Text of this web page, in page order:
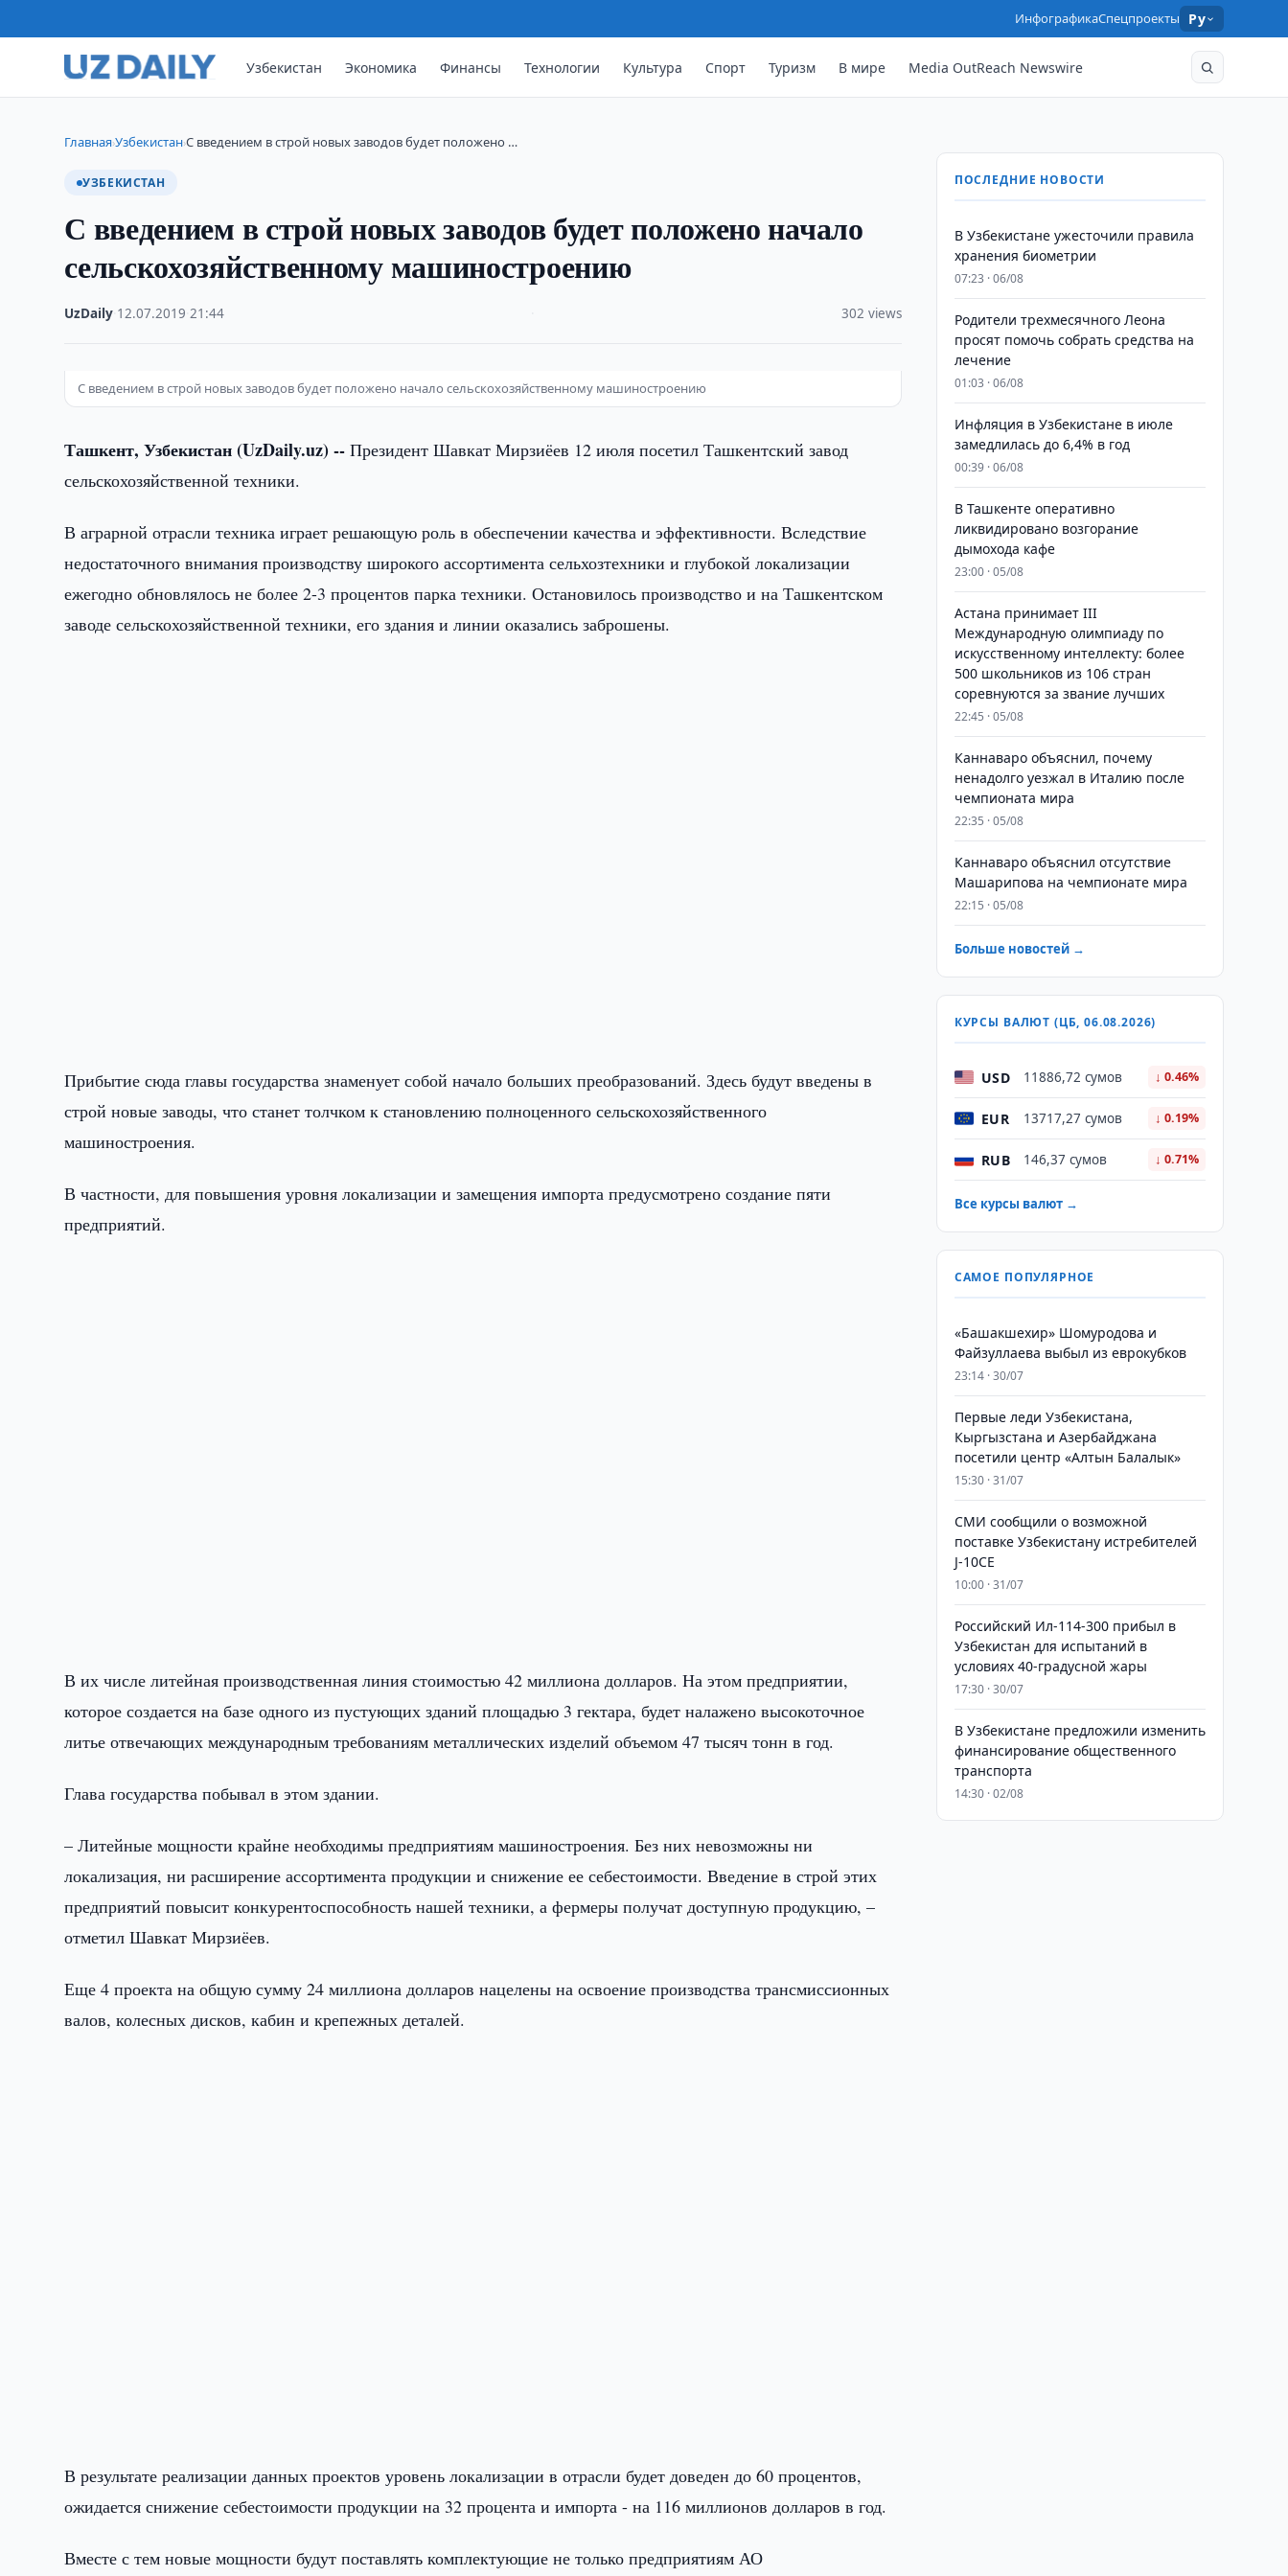
ИнфографикаСпецпроекты Ру
Узбекистан Экономика Финансы Технологии Культура Спорт Туризм В мире Media OutReach Newswire
Главная›Узбекистан›С введением в строй новых заводов будет положено …
УЗБЕКИСТАН
С введением в строй новых заводов будет положено начало
сельскохозяйственному машиностроению
UzDaily 12.07.2019 ·21:44 302 views
С введением в строй новых заводов будет положено начало сельскохозяйственному машиностроению
Ташкент, Узбекистан (UzDaily.uz) -- Президент Шавкат Мирзиёев 12 июля посетил Ташкентский завод
сельскохозяйственной техники.
В аграрной отрасли техника играет решающую роль в обеспечении качества и эффективности. Вследствие
недостаточного внимания производству широкого ассортимента сельхозтехники и глубокой локализации
ежегодно обновлялось не более 2-3 процентов парка техники. Остановилось производство и на Ташкентском
заводе сельскохозяйственной техники, его здания и линии оказались заброшены.
Прибытие сюда главы государства знаменует собой начало больших преобразований. Здесь будут введены в
строй новые заводы, что станет толчком к становлению полноценного сельскохозяйственного
машиностроения.
В частности, для повышения уровня локализации и замещения импорта предусмотрено создание пяти
предприятий.
В их числе литейная производственная линия стоимостью 42 миллиона долларов. На этом предприятии,
которое создается на базе одного из пустующих зданий площадью 3 гектара, будет налажено высокоточное
литье отвечающих международным требованиям металлических изделий объемом 47 тысяч тонн в год.
Глава государства побывал в этом здании.
– Литейные мощности крайне необходимы предприятиям машиностроения. Без них невозможны ни
локализация, ни расширение ассортимента продукции и снижение ее себестоимости. Введение в строй этих
предприятий повысит конкурентоспособность нашей техники, а фермеры получат доступную продукцию, –
отметил Шавкат Мирзиёев.
Еще 4 проекта на общую сумму 24 миллиона долларов нацелены на освоение производства трансмиссионных
валов, колесных дисков, кабин и крепежных деталей.
В результате реализации данных проектов уровень локализации в отрасли будет доведен до 60 процентов,
ожидается снижение себестоимости продукции на 32 процента и импорта - на 116 миллионов долларов в год.
Вместе с тем новые мощности будут поставлять комплектующие не только предприятиям АО
ПОСЛЕДНИЕ НОВОСТИ
В Узбекистане ужесточили правила
хранения биометрии
07:23 · 06/08
Родители трехмесячного Леона
просят помочь собрать средства на
лечение
01:03 · 06/08
Инфляция в Узбекистане в июле
замедлилась до 6,4% в год
00:39 · 06/08
В Ташкенте оперативно
ликвидировано возгорание
дымохода кафе
23:00 · 05/08
Астана принимает III
Международную олимпиаду по
искусственному интеллекту: более
500 школьников из 106 стран
соревнуются за звание лучших
22:45 · 05/08
Каннаваро объяснил, почему
ненадолго уезжал в Италию после
чемпионата мира
22:35 · 05/08
Каннаваро объяснил отсутствие
Машарипова на чемпионате мира
22:15 · 05/08
Больше новостей →
КУРСЫ ВАЛЮТ (ЦБ, 06.08.2026)
USD 11886,72 сумов ↓ 0.46%
EUR 13717,27 сумов ↓ 0.19%
RUB 146,37 сумов ↓ 0.71%
Все курсы валют →
САМОЕ ПОПУЛЯРНОЕ
«Башакшехир» Шомуродова и
Файзуллаева выбыл из еврокубков
23:14 · 30/07
Первые леди Узбекистана,
Кыргызстана и Азербайджана
посетили центр «Алтын Балалык»
15:30 · 31/07
СМИ сообщили о возможной
поставке Узбекистану истребителей
J-10CE
10:00 · 31/07
Российский Ил-114-300 прибыл в
Узбекистан для испытаний в
условиях 40-градусной жары
17:30 · 30/07
В Узбекистане предложили изменить
финансирование общественного
транспорта
14:30 · 02/08